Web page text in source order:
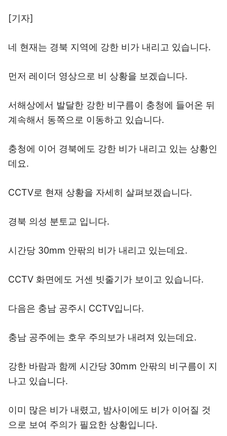
[기자]
네 현재는 경북 지역에 강한 비가 내리고 있습니다.
먼저 레이더 영상으로 비 상황을 보겠습니다.
서해상에서 발달한 강한 비구름이 충청에 들어온 뒤
계속해서 동쪽으로 이동하고 있습니다.
충청에 이어 경북에도 강한 비가 내리고 있는 상황인
데요.
CCTV로 현재 상황을 자세히 살펴보겠습니다.
경북 의성 분토교 입니다.
시간당 30mm 안팎의 비가 내리고 있는데요.
CCTV 화면에도 거센 빗줄기가 보이고 있습니다.
다음은 충남 공주시 CCTV입니다.
충남 공주에는 호우 주의보가 내려져 있는데요.
강한 바람과 함께 시간당 30mm 안팎의 비구름이 지
나고 있습니다.
이미 많은 비가 내렸고, 밤사이에도 비가 이어질 것
으로 보여 주의가 필요한 상황입니다.